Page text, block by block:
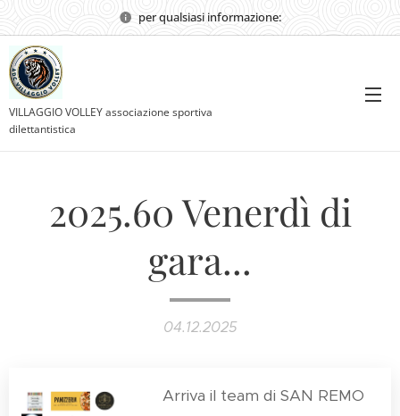
per qualsiasi informazione:
VILLAGGIO VOLLEY associazione sportiva
dilettantistica
2025.60 Venerdì di
gara...
04.12.2025
Arriva il team di SAN REMO